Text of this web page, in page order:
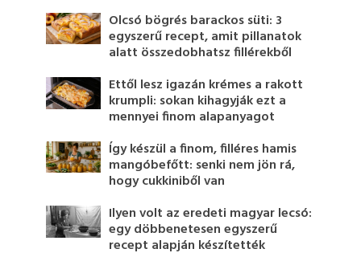
Olcsó bögrés barackos süti: 3
egyszerű recept, amit pillanatok
alatt összedobhatsz fillérekből
Ettől lesz igazán krémes a rakott
krumpli: sokan kihagyják ezt a
mennyei finom alapanyagot
Így készül a finom, filléres hamis
mangóbefőtt: senki nem jön rá,
hogy cukkiniből van
Ilyen volt az eredeti magyar lecsó:
egy döbbenetesen egyszerű
recept alapján készítették